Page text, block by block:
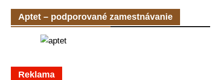
Aptet – podporované zamestnávanie
Reklama